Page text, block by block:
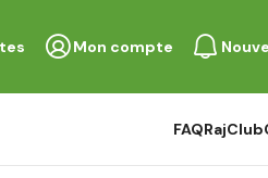
Mon compte
FAQRajClub